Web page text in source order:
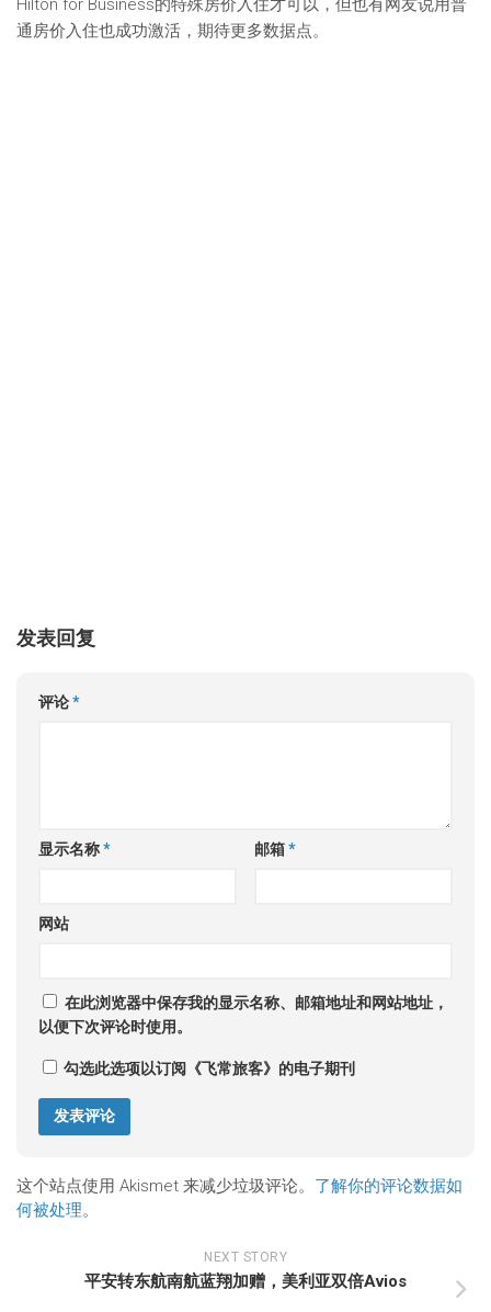
Hilton for Business的特殊房价入住才可以，但也有网友说用普
通房价入住也成功激活，期待更多数据点。
发表回复
评论*
显示名称* 邮箱*
网站
在此浏览器中保存我的显示名称、邮箱地址和网站地址，
以便下次评论时使用。
勾选此选项以订阅《飞常旅客》的电子期刊
这个站点使用 Akismet 来减少垃圾评论。 了解你的评论数据如
何被处理。
NEXT STORY
平安转东航南航蓝翔加赠，美利亚双倍Avios